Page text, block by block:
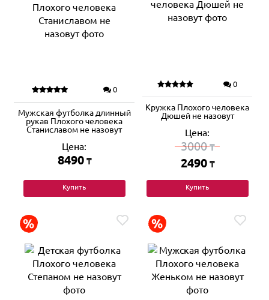
0
Мужская футболка длинный
рукав Плохого человека
Станиславом не назовут
Цена:
8490 ₸
Купить
0
Кружка Плохого человека
Дюшей не назовут
Цена:
3000₸
2490 ₸
Купить